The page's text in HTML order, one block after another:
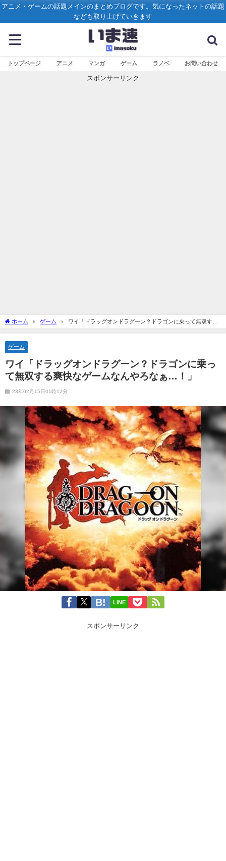
アニメ・ゲームの話題メインのまとめブログです。気になったネットの話題
なども取り上げていきます
トップページ アニメ マンガ ゲーム ラノベ お問い合わせ
スポンサーリンク
ホーム ゲーム
ワイ「ドラッグオンドラグーン？ドラゴンに乗って無双する
爽快なゲームなんやろなぁ…！」
ゲーム
ワイ「ドラッグオンドラグーン？ドラゴンに乗っ
て無双する爽快なゲームなんやろなぁ…！」
23年02月15日01時12分
LINE
スポンサーリンク